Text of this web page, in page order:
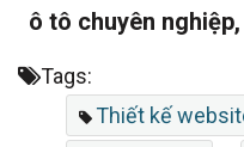
ô tô chuyên
Tags:
Thiết kế